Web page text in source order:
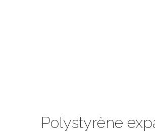
Polystyrène